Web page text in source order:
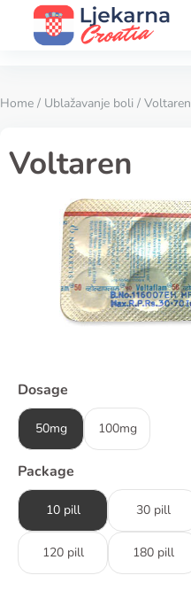
Home / Ublažavanje boli / Voltaren
Voltaren
Dosage
50mg 100mg
Package
10 pill 30 pill
120 pill 180 pill